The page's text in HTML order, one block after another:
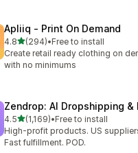
Apliiq ‑ Print On Demand
4.85つ星中
(294)
合計レビュー数：294件
•Free to install
Create retail ready clothing on
with no minimums
Zendrop: AI Dropshipping &
4.55つ星中
(1,169)
合計レビュー数：1169件
•Free to install
High-profit products. US
Fast fulfillment. POD.